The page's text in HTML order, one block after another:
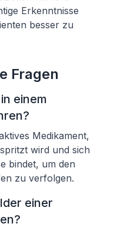
Erkenntnisse
besser zu
Fragen
einem
Medikament,
wird und sich
bindet, um den
zu verfolgen.
einer